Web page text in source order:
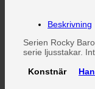
Beskrivning
Serien Rocky
serie ljusstakar.
Konstnär